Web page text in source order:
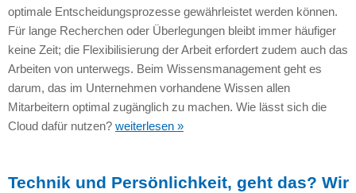
optimale Entscheidungsprozesse gewährleistet werden können.
Für lange Recherchen oder Überlegungen bleibt immer häufiger
keine Zeit; die Flexibilisierung der Arbeit erfordert zudem auch das
Arbeiten von unterwegs. Beim Wissensmanagement geht es
darum, das im Unternehmen vorhandene Wissen allen
Mitarbeitern optimal zugänglich zu machen. Wie lässt sich die
Cloud dafür nutzen? weiterlesen »
Technik und Persönlichkeit, geht das? Wir